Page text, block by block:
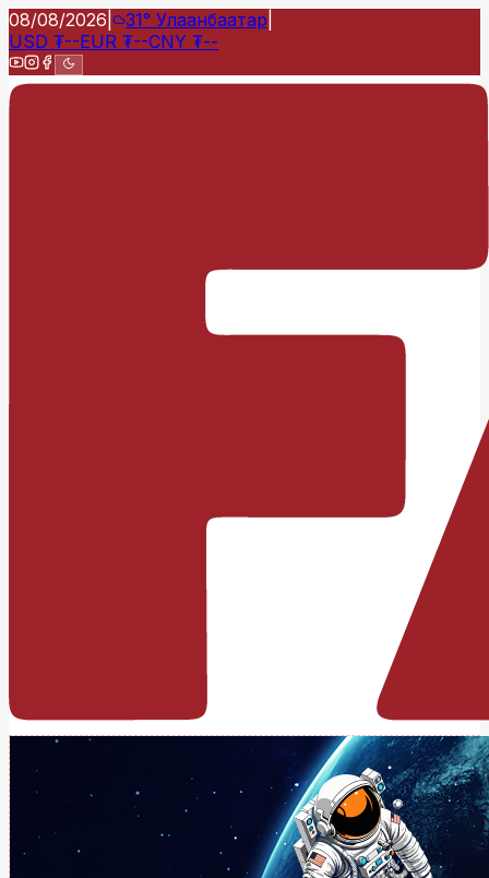
08/08/2026 31° Улаанбаатар
USD ₮--EUR ₮--CNY ₮--